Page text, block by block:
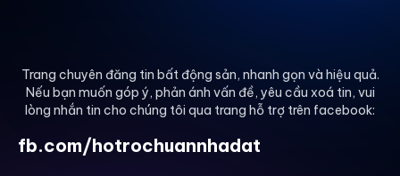
Trang chuyên đăng tin bất động sản, nhanh gọn và hiệu quả.
Nếu bạn muốn góp ý, phản ánh vấn đề, yêu cầu xoá tin, vui
lòng nhắn tin cho chúng tôi qua trang hỗ trợ trên facebook:
fb.com/hotrochuannhadat